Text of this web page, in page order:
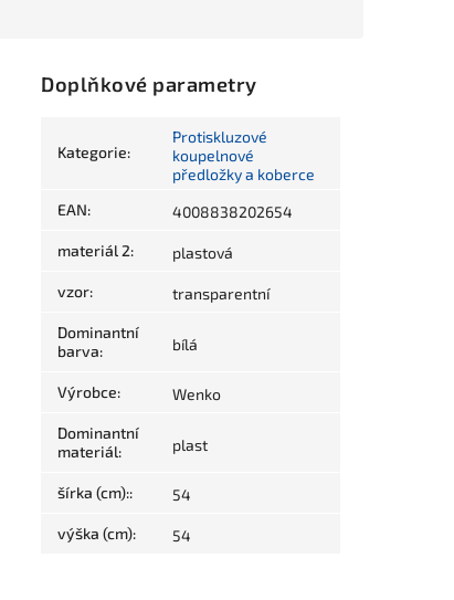
Doplňkové parametry
Kategorie:
Protiskluzové
koupelnové
předložky a koberce
EAN: 4008838202654
materiál 2: plastová
vzor: transparentní
Dominantní
barva: bílá
Výrobce: Wenko
Dominantní
materiál: plast
šírka (cm):: 54
výška (cm): 54